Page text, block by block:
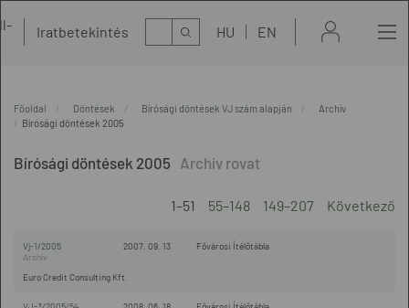
Iratbetekintés Kereső HU EN
Főoldal Döntések Bírósági döntések VJ szám alapján
Archív
Bírósági döntések 2005
Bírósági döntések 2005
1–51 55–148 149–207 Következő
2007. 09. 13
Vj-1/2005
Euro Credit Consulting Kft.
Fővárosi Ítélőtábla